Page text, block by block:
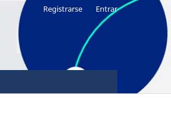
Registrarse Entrar